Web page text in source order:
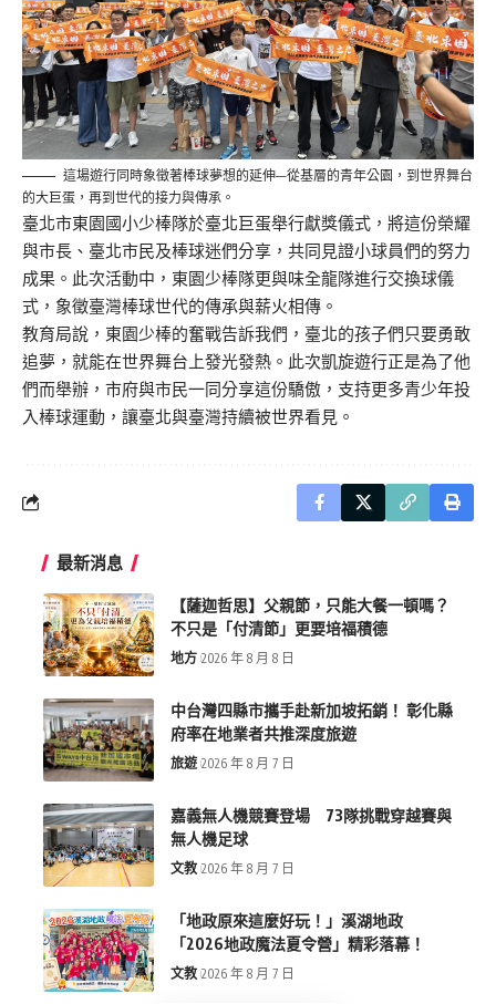
這場遊行同時象徵著棒球夢想的延伸—從基層的青年公園，到世界舞台
的大巨蛋，再到世代的接力與傳承。
臺北市東園國小少棒隊於臺北巨蛋舉行獻獎儀式，將這份榮耀
與市長、臺北市民及棒球迷們分享，共同見證小球員們的努力
成果。此次活動中，東園少棒隊更與味全龍隊進行交換球儀
式，象徵臺灣棒球世代的傳承與薪火相傳。
教育局說，東園少棒的奮戰告訴我們，臺北的孩子們只要勇敢
追夢，就能在世界舞台上發光發熱。此次凱旋遊行正是為了他
們而舉辦，市府與市民一同分享這份驕傲，支持更多青少年投
入棒球運動，讓臺北與臺灣持續被世界看見。
最新消息
【薩迦哲思】父親節，只能大餐一頓嗎？
不只是「付清節」更要培福積德
地方 2026 年 8 月 8 日
中台灣四縣市攜手赴新加坡拓銷！ 彰化縣
府率在地業者共推深度旅遊
旅遊 2026 年 8 月 7 日
嘉義無人機競賽登場 73隊挑戰穿越賽與
無人機足球
文教 2026 年 8 月 7 日
「地政原來這麼好玩！」溪湖地政
「2026地政魔法夏令營」精彩落幕！
文教 2026 年 8 月 7 日